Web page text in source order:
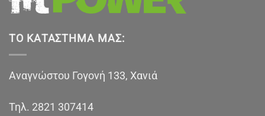
ΤΟ ΚΑΤΆΣΤΗΜΑ ΜΑΣ:
Αναγνώστου Γογονή 133, Χανιά
Τηλ. 2821 307414